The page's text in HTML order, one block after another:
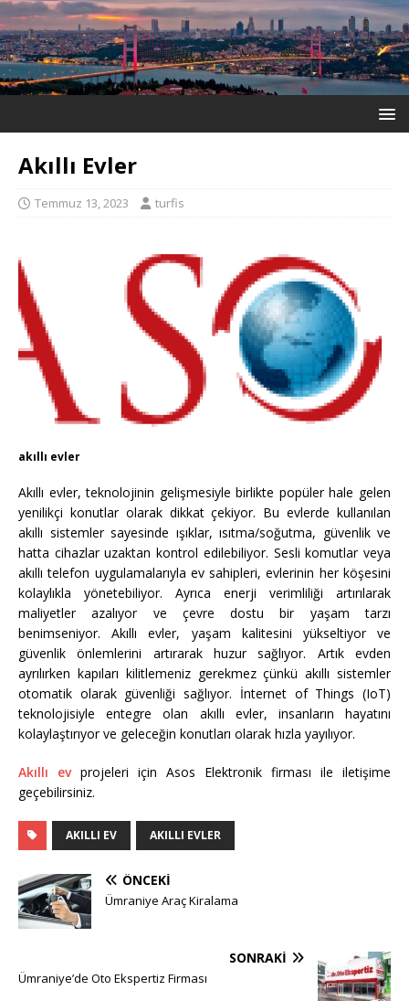
Akıllı Evler
Temmuz 13, 2023 turfis
akıllı evler
Akıllı evler, teknolojinin gelişmesiyle birlikte popüler hale gelen
yenilikçi konutlar olarak dikkat çekiyor. Bu evlerde kullanılan
akıllı sistemler sayesinde ışıklar, ısıtma/soğutma, güvenlik ve
hatta cihazlar uzaktan kontrol edilebiliyor. Sesli komutlar veya
akıllı telefon uygulamalarıyla ev sahipleri, evlerinin her köşesini
kolaylıkla yönetebiliyor. Ayrıca enerji verimliliği artırılarak
maliyetler azalıyor ve çevre dostu bir yaşam tarzı
benimseniyor. Akıllı evler, yaşam kalitesini yükseltiyor ve
güvenlik önlemlerini artırarak huzur sağlıyor. Artık evden
ayrılırken kapıları kilitlemeniz gerekmez çünkü akıllı sistemler
otomatik olarak güvenliği sağlıyor. İnternet of Things (IoT)
teknolojisiyle entegre olan akıllı evler, insanların hayatını
kolaylaştırıyor ve geleceğin konutları olarak hızla yayılıyor.
Akıllı evprojeleri için Asos Elektronik firması ile iletişime
geçebilirsiniz.
AKILLI EV AKILLI EVLER
ÖNCEKI
Ümraniye Araç Kiralama
SONRAKI
Ümraniye’de Oto Ekspertiz Firması